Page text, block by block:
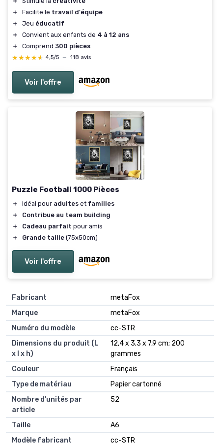
＋
Facilite le travail d'équipe
＋
Jeu éducatif
＋
Convient aux enfants de 4 à 12 ans
＋
Comprend 300 pièces
★★★★★
★★★★★ 4,5/5 — 118 avis
Voir l'offre
Puzzle Football 1000 Pièces
＋ Idéal pour adultes et familles
＋
Contribue au team building
＋
Cadeau parfait pour amis
＋
Grande taille (75x50cm)
Voir l'offre
Fabricant
‎metaFox
Marque
‎metaFox
Numéro du modèle
‎cc-STR
Dimensions du produit (L
x l x h)
‎12,4 x 3,3 x 7,9 cm; 200
grammes
Couleur
‎Français
Type de matériau
‎Papier cartonné
Nombre d’unités par
article
‎52
Taille
‎A6
Modèle fabricant
‎cc-STR